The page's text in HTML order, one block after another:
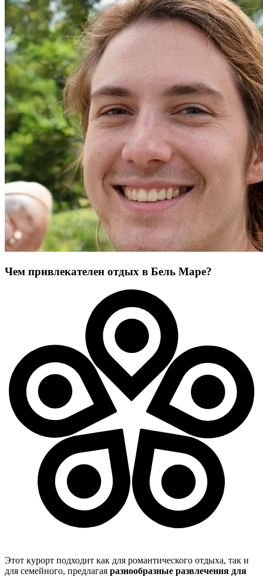
Чем привлекателен отдых в Бель Маре?
Этот курорт подходит как для романтического отдыха, так и
для семейного, предлагая разнообразные развлечения для